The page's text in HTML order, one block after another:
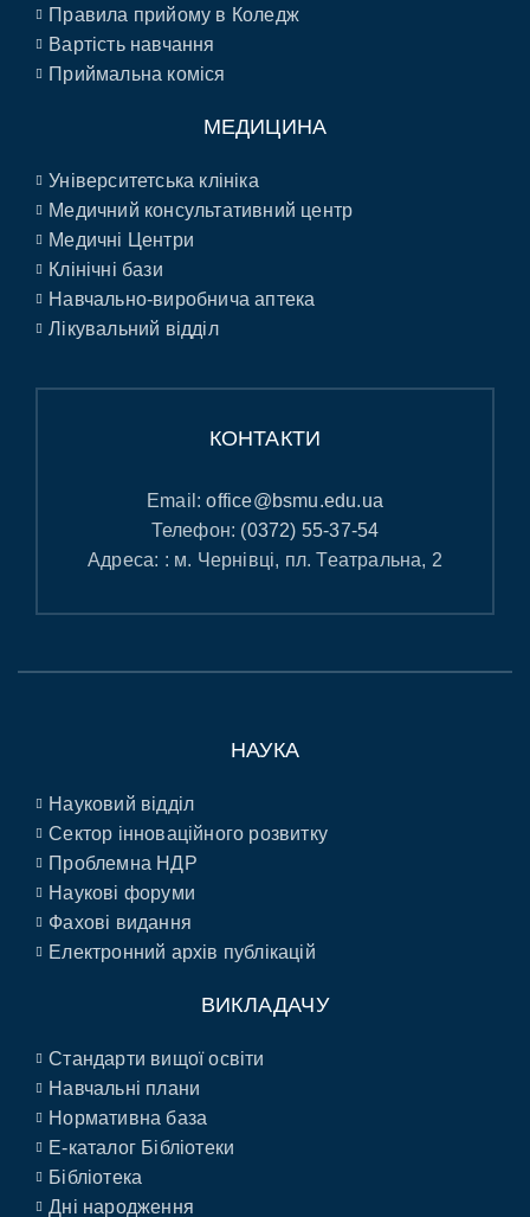
Правила прийому в Коледж
Вартість навчання
Приймальна коміся
МЕДИЦИНА
Університетська клініка
Медичний консультативний центр
Медичні Центри
Клінічні бази
Навчально-виробнича аптека
Лікувальний відділ
КОНТАКТИ
Email:office@bsmu.edu.ua
Телефон: (0372) 55-37-54
Адреса: : м. Чернівці, пл. Театральна, 2
НАУКА
Науковий відділ
Сектор інноваційного розвитку
Проблемна НДР
Наукові форуми
Фахові видання
Електронний архів публікацій
ВИКЛАДАЧУ
Стандарти вищої освіти
Навчальні плани
Нормативна база
E-каталог Бібліотеки
Бібліотека
Дні народження